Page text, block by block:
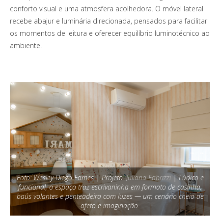
conforto visual e uma atmosfera acolhedora. O móvel lateral
recebe abajur e luminária direcionada, pensados para facilitar
os momentos de leitura e oferecer equilíbrio luminotécnico ao
ambiente.
Foto: Wesley Diego Eames | Projeto:Juliana Fabrizzi| Lúdico e
funcional, o espaço traz escrivaninha em formato de casinha,
baús volantes e penteadeira com luzes — um cenário cheio de
afeto e imaginação.